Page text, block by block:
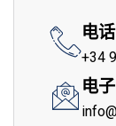
电话
+34
电